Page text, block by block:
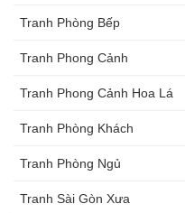
Tranh Phòng Bếp
Tranh Phong Cảnh
Tranh Phong Cảnh Hoa Lá
Tranh Phòng Khách
Tranh Phòng Ngủ
Tranh Sài Gòn Xưa